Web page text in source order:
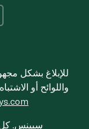
للإبلاغ بشكل
واللوائح أو
© 2020-2026